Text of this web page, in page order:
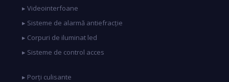
▸ Videointerfoane
▸ Sisteme de alarmă antiefracție
▸ Corpuri de iluminat led
▸ Sisteme de control acces
▸ Porți culisante